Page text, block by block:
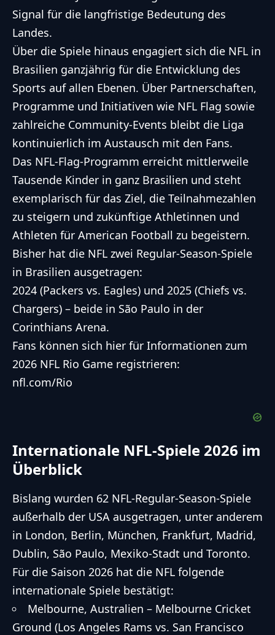
Signal für die langfristige Bedeutung des
Landes.
Über die Spiele hinaus engagiert sich die NFL in
Brasilien ganzjährig für die Entwicklung des
Sports auf allen Ebenen. Über Partnerschaften,
Programme und Initiativen wie NFL Flag sowie
zahlreiche Community-Events bleibt die Liga
kontinuierlich im Austausch mit den Fans.
Das NFL-Flag-Programm erreicht mittlerweile
Tausende Kinder in ganz Brasilien und steht
exemplarisch für das Ziel, die Teilnahmezahlen
zu steigern und zukünftige Athletinnen und
Athleten für American Football zu begeistern.
Bisher hat die NFL zwei Regular-Season-Spiele
in Brasilien ausgetragen:
2024 (Packers vs. Eagles) und 2025 (Chiefs vs.
Chargers) – beide in São Paulo in der
Corinthians Arena.
Fans können sich hier für Informationen zum
2026 NFL Rio Game registrieren:
nfl.com/Rio
Internationale NFL-Spiele 2026 im
Überblick
Bislang wurden 62 NFL-Regular-Season-Spiele
außerhalb der USA ausgetragen, unter anderem
in London, Berlin, München, Frankfurt, Madrid,
Dublin, São Paulo, Mexiko-Stadt und Toronto.
Für die Saison 2026 hat die NFL folgende
internationale Spiele bestätigt:
Melbourne, Australien – Melbourne Cricket
Ground (Los Angeles Rams vs. San Francisco